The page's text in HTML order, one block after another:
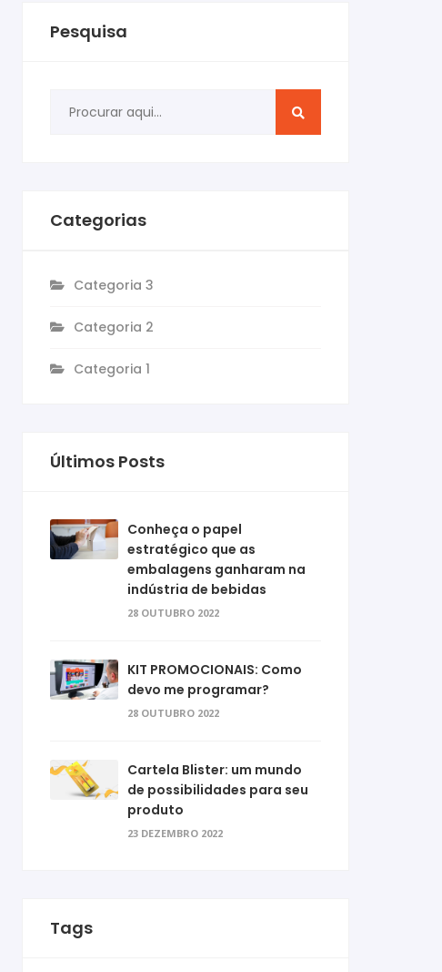
Pesquisa
Categorias
Categoria 3
Categoria 2
Categoria 1
Últimos Posts
Conheça o papel
estratégico que as
embalagens ganharam na
indústria de bebidas
28 OUTUBRO 2022
KIT PROMOCIONAIS: Como
devo me programar?
28 OUTUBRO 2022
Cartela Blister: um mundo
de possibilidades para seu
produto
23 DEZEMBRO 2022
Tags